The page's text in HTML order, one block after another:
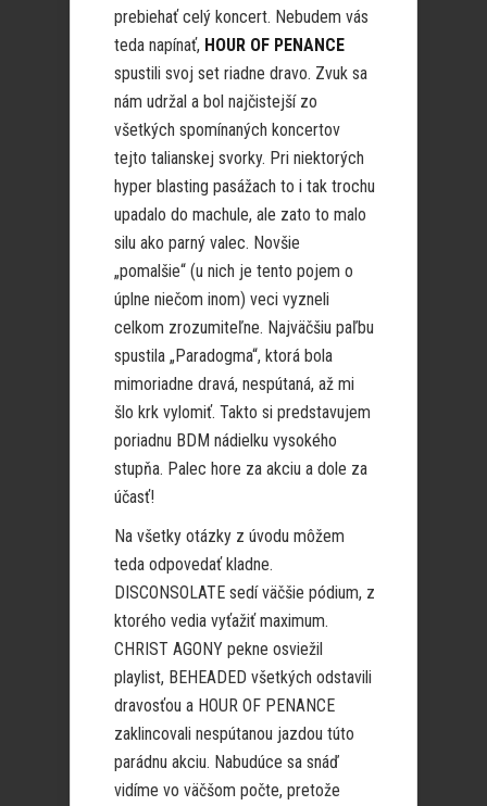
prebiehať celý koncert. Nebudem vás
teda napínať, HOUR OF PENANCE
spustili svoj set riadne dravo. Zvuk sa
nám udržal a bol najčistejší zo
všetkých spomínaných koncertov
tejto talianskej svorky. Pri niektorých
hyper blasting pasážach to i tak trochu
upadalo do machule, ale zato to malo
silu ako parný valec. Novšie
„pomalšie“ (u nich je tento pojem o
úplne niečom inom) veci vyzneli
celkom zrozumiteľne. Najväčšiu paľbu
spustila „Paradogma“, ktorá bola
mimoriadne dravá, nespútaná, až mi
šlo krk vylomiť. Takto si predstavujem
poriadnu BDM nádielku vysokého
stupňa. Palec hore za akciu a dole za
účasť!
Na všetky otázky z úvodu môžem
teda odpovedať kladne.
DISCONSOLATE sedí väčšie pódium, z
ktorého vedia vyťažiť maximum.
CHRIST AGONY pekne osviežil
playlist, BEHEADED všetkých odstavili
dravosťou a HOUR OF PENANCE
zaklincovali nespútanou jazdou túto
parádnu akciu. Nabudúce sa snáď
vidíme vo väčšom počte, pretože